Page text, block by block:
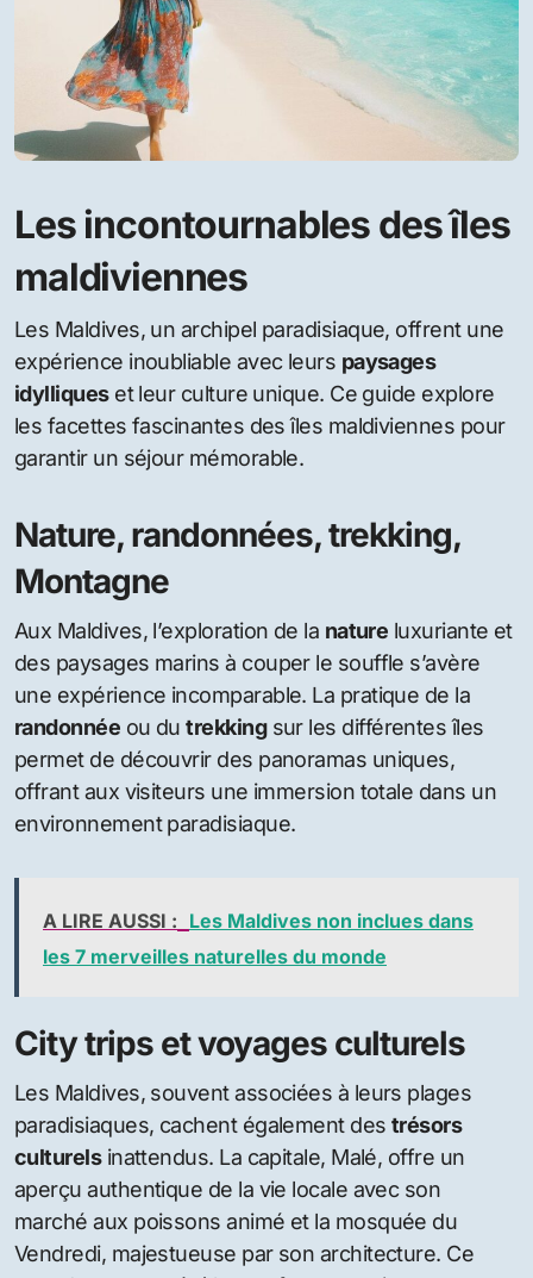
Les incontournables des îles
maldiviennes
Les Maldives, un archipel paradisiaque, offrent une
expérience inoubliable avec leurs paysages
idylliqueset leur culture unique. Ce guide explore
les facettes fascinantes des îles maldiviennes pour
garantir un séjour mémorable.
Nature, randonnées, trekking,
Montagne
Aux Maldives, l’exploration de la nature luxuriante et
des paysages marins à couper le souffle s’avère
une expérience incomparable. La pratique de la
randonnée ou dutrekkingsur les différentes îles
permet de découvrir des panoramas uniques,
offrant aux visiteurs une immersion totale dans un
environnement paradisiaque.
A LIRE AUSSI : Les Maldives non inclues dans
les 7 merveilles naturelles du monde
City trips et voyages culturels
Les Maldives, souvent associées à leurs plages
paradisiaques, cachent également destrésors
culturelsinattendus. La capitale, Malé, offre un
aperçu authentique de la vie locale avec son
marché aux poissons animé et la mosquée du
Vendredi, majestueuse par son architecture. Ce